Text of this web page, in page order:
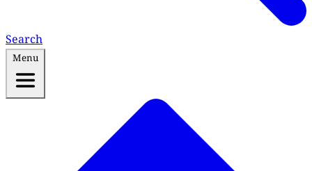
Search
Menu